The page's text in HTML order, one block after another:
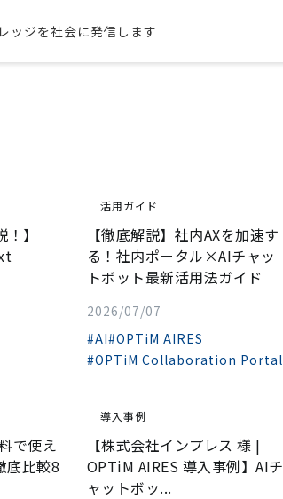
ッジを社会に発信します
】
活用ガイド
【徹底解説】社内AXを加速す
る！社内ポータル×AIチャッ
トボット最新活用法ガイド
2026/07/07
#AI#OPTiM AIRES
#OPTiM Collaboration Portal
で使え
底比較8
導入事例
【株式会社インプレス 様 |
OPTiM AIRES 導入事例】AIチ
ャットボッ...